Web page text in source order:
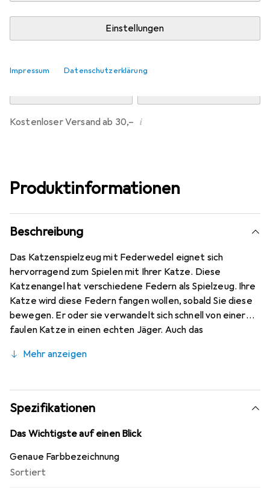
Einstellungen
Impressum Datenschutzerklärung
FR
Kostenloser Versand ab 30,– i
Produktinformationen
Beschreibung
Das Katzenspielzeug mit Federwedel eignet sich
hervorragend zum Spielen mit Ihrer Katze. Diese
Katzenangel hat verschiedene Federn als Spielzeug. Ihre
Katze wird diese Federn fangen wollen, sobald Sie diese
bewegen. Er oder sie verwandelt sich schnell von einer
faulen Katze in einen echten Jäger. Auch das
gegenseitige Bindung.
Mehr anzeigen
Spezifikationen
Das Wichtigste auf einen Blick
Genaue Farbbezeichnung
Sortiert